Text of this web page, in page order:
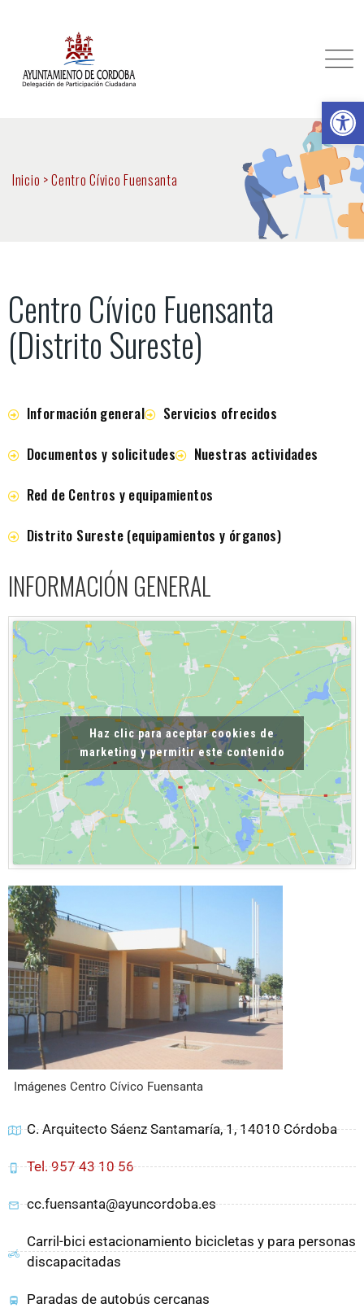
Inicio >Centro Cívico Fuensanta
Centro Cívico Fuensanta
(Distrito Sureste)
Información general
Servicios ofrecidos
Documentos y solicitudes
Nuestras actividades
Red de Centros y equipamientos
Distrito Sureste (equipamientos y órganos)
INFORMACIÓN GENERAL
Haz clic para aceptar cookies de
marketing y permitir este contenido
Imágenes Centro Cívico Fuensanta
C. Arquitecto Sáenz Santamaría, 1, 14010 Córdoba
Tel. 957 43 10 56
cc.fuensanta@ayuncordoba.es
Carril-bici estacionamiento bicicletas y para personas
discapacitadas
Paradas de autobús cercanas